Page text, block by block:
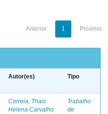
Anterior 1 Próximo
Autor(es) Tipo
Correia, Thais
Helena Carvalho
Trabalho
de